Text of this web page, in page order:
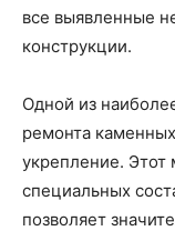
все выявленные
конструкции.
Одной из
ремонта
укрепление. Этот
специальных
позволяет